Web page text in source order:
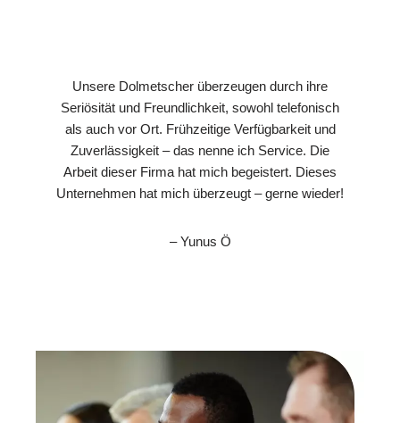
Unsere Dolmetscher überzeugen durch ihre
Seriösität und Freundlichkeit, sowohl telefonisch
als auch vor Ort. Frühzeitige Verfügbarkeit und
Zuverlässigkeit – das nenne ich Service. Die
Arbeit dieser Firma hat mich begeistert. Dieses
Unternehmen hat mich überzeugt – gerne wieder!
– Yunus Ö